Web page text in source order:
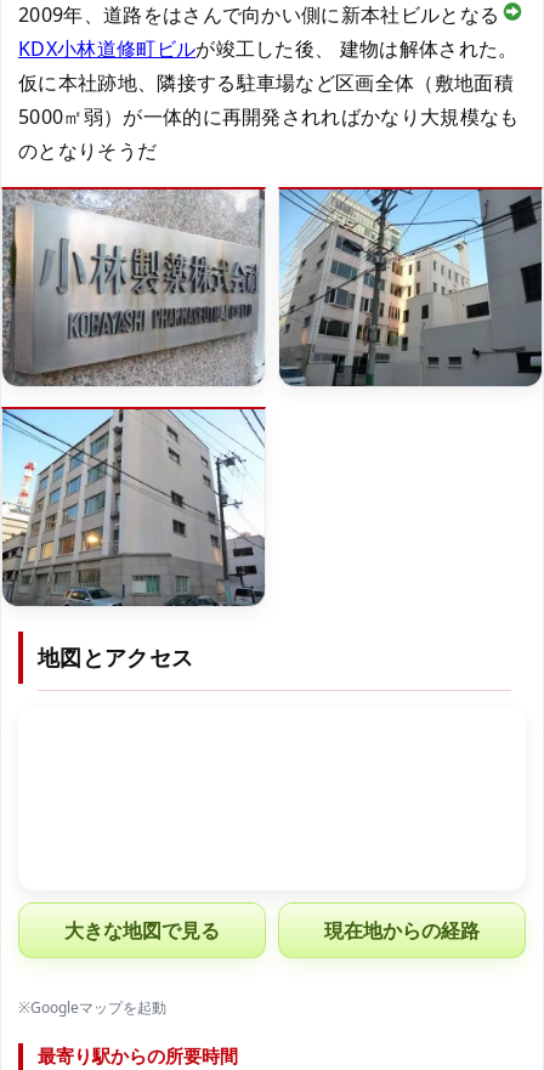
2009年、道路をはさんで向かい側に新本社ビルとなる
KDX小林道修町ビルが竣工した後、 建物は解体された。
仮に本社跡地、隣接する駐車場など区画全体（敷地面積
5000㎡弱）が一体的に再開発されればかなり大規模なも
のとなりそうだ
地図とアクセス
大きな地図で見る 現在地からの経路
※Googleマップを起動
最寄り駅からの所要時間